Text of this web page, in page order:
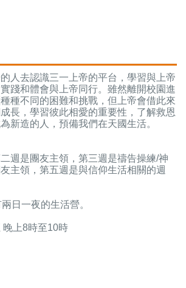
人去認識三一上帝的平台，學習與上帝
踐和體會與上帝同行。雖然離開校園進
種不同的困難和挑戰，但上帝會借此來
長，學習彼此相愛的重要性，了解救恩
新造的人，預備我們在天國生活。
週是團友主領，第三週是禱告操練/神
主領，第五週是與信仰生活相關的週
日一夜的生活營。
晚上8時至10時